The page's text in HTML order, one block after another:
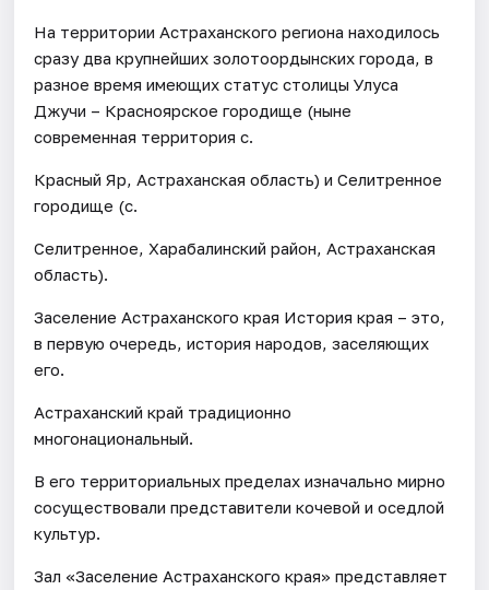
На территории Астраханского региона находилось
сразу два крупнейших золотоордынских города, в
разное время имеющих статус столицы Улуса
Джучи – Красноярское городище (ныне
современная территория с.
Красный Яр, Астраханская область) и Селитренное
городище (с.
Селитренное, Харабалинский район, Астраханская
область).
Заселение Астраханского края История края – это,
в первую очередь, история народов, заселяющих
его.
Астраханский край традиционно
многонациональный.
В его территориальных пределах изначально мирно
сосуществовали представители кочевой и оседлой
культур.
Зал «Заселение Астраханского края» представляет